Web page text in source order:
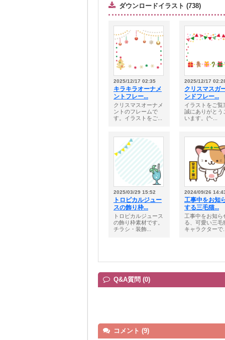
ダウンロードイラスト (738)
2025/12/17 02:35
キラキラオーナメ
ントフレー...
クリスマスオーナメ
ントのフレームで
す。イラストをご...
2025/12/17
クリスマスガ
ンドフレー...
イラストをご覧
誠にありがとう
います。(^-...
2025/03/29 15:52
トロピカルジュー
スの飾り枠...
トロピカルジュース
の飾り枠素材です。
チラシ・装飾...
2024/09/26
工事中をお知
する三毛猫...
工事中をお知ら
る、可愛い三毛
キャラクターで
Q&A質問 (0)
コメント (9)